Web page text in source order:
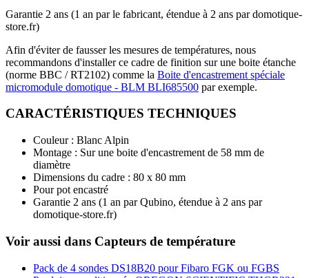
Garantie 2 ans (1 an par le fabricant, étendue à 2 ans par domotique-
store.fr)
Afin d'éviter de fausser les mesures de températures, nous
recommandons d'installer ce cadre de finition sur une boite étanche
(norme BBC / RT2102) comme la Boite d'encastrement spéciale
micromodule domotique - BLM BLI685500 par exemple.
CARACTÉRISTIQUES TECHNIQUES
Couleur : Blanc Alpin
Montage : Sur une boite d'encastrement de 58 mm de
diamètre
Dimensions du cadre : 80 x 80 mm
Pour pot encastré
Garantie 2 ans (1 an par Qubino, étendue à 2 ans par
domotique-store.fr)
Voir aussi dans Capteurs de température
Pack de 4 sondes DS18B20 pour Fibaro FGK ou FGBS